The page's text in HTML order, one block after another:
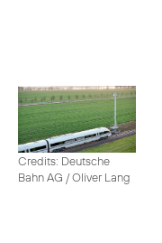
Credits: Deutsche
Bahn AG / Oliver Lang